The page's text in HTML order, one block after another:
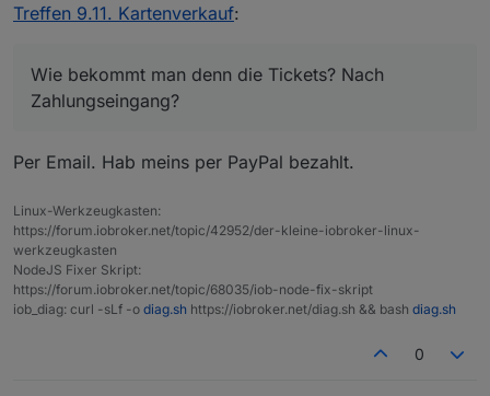
Treffen 9.11. Kartenverkauf:
Wie bekommt man denn die Tickets? Nach
Zahlungseingang?
Per Email. Hab meins per PayPal bezahlt.
Linux-Werkzeugkasten:
https://forum.iobroker.net/topic/42952/der-kleine-iobroker-linux-
werkzeugkasten
NodeJS Fixer Skript:
https://forum.iobroker.net/topic/68035/iob-node-fix-skript
iob_diag: curl -sLf -o diag.sh https://iobroker.net/diag.sh && bash diag.sh
0